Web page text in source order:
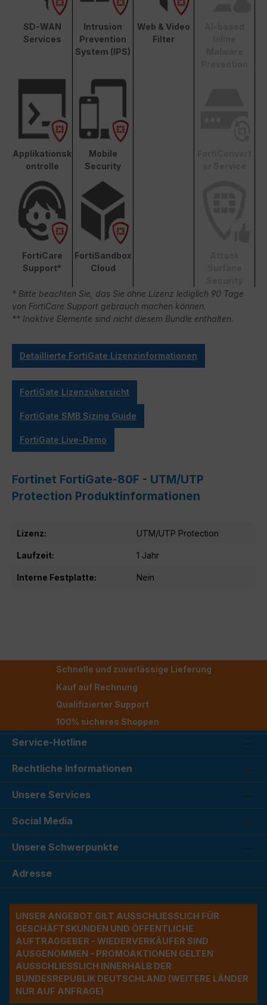
SD-WAN
Services
Intrusion
Prevention
System (IPS)
Web & Video
Filter
Applikationsk
ontrolle
Mobile
Security
FortiCare
Support*
FortiSandbox
Cloud
* Bitte beachten Sie, das Sie ohne Lizenz lediglich 90 Tage
von FortiCare Support gebrauch machen können.
** Inaktive Elemente sind nicht diesem Bundle enthalten.
Detaillierte FortiGate Lizenzinformationen
FortiGate Lizenzübersicht
FortiGate SMB Sizing Guide
FortiGate Live-Demo
Fortinet FortiGate-80F - UTM/UTP
Protection Produktinformationen
Lizenz: UTM/UTP Protection
Laufzeit: 1 Jahr
Interne Festplatte: Nein
Schnelle und zuverlässige Lieferung
Kauf auf Rechnung
Qualifizierter Support
100% sicheres Shoppen
Service-Hotline
Rechtliche Informationen
Unsere Services
Social Media
Unsere Schwerpunkte
Adresse
UNSER ANGEBOT GILT AUSSCHLIESSLICH FÜR G
ESCHÄFTSKUNDEN UND ÖFFENTLICHE A
UFTRAGGEBER - WIEDERVERKÄUFER SIND A
USGENOMMEN - PROMOAKTIONEN GELTEN A
USSCHLIESSLICH INNERHALB DER BU
NDESREPUBLIK DEUTSCHLAND (WEITERE LÄNDER NU
R AUF ANFRAGE)